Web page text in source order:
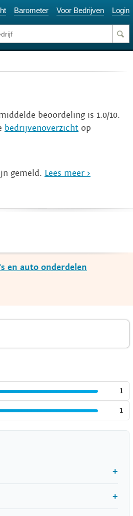
Barometer Voor Bedrijven Login
beoordeling is 1.0/10.
bedrijvenoverzicht op
gemeld. Lees meer >
en auto onderdelen
1
1